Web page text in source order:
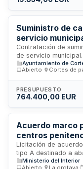
Suministro de
servicio
Contratación de
de servicio
en función de
dos años y
medio del mes con
comercial ofertada
compromiso de
Ayuntamiento de
Abierto
Cortes de
PRESUPUESTO
764.400,00 EUR
Acuerdo marco
centros
Licitación de
tipo A destinado a
dependientes de la
Ministerio del Interior
Abierto
La orotava